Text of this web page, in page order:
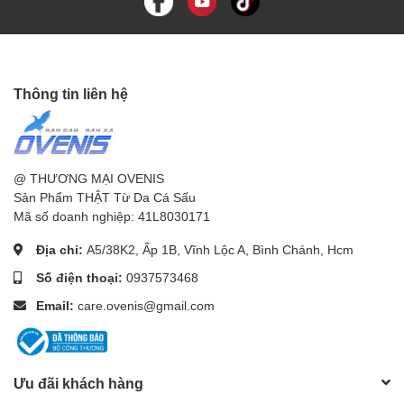
Thông tin liên hệ
@ THƯƠNG MẠI OVENIS
Sản Phẩm THẬT Từ Da Cá Sấu
Mã số doanh nghiệp: 41L8030171
Địa chỉ: A5/38K2, Ấp 1B, Vĩnh Lộc A, Bình Chánh, Hcm
Số điện thoại: 0937573468
Email: care.ovenis@gmail.com
Ưu đãi khách hàng